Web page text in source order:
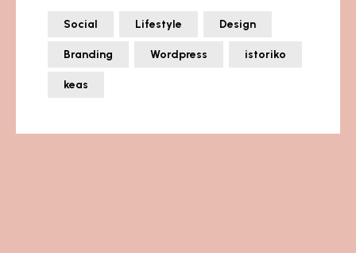
Social Lifestyle Design
Branding Wordpress istoriko
keas